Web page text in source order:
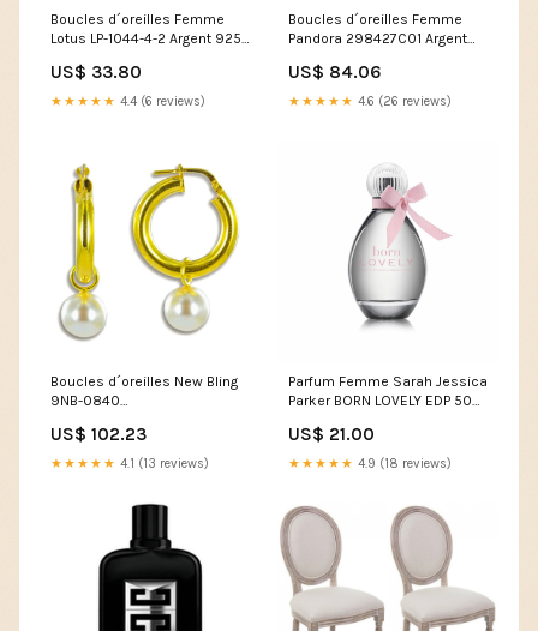
Boucles d´oreilles Femme
Lotus LP-1044-4-2 Argent 925
US$ 33.80
★★★★★ 4.4 (6 reviews)
Boucles d´oreilles Femme
Pandora 298427C01 Argent
US$ 84.06
★★★★★ 4.6 (26 reviews)
Boucles d´oreilles New Bling
9NB-0840
US$ 102.23
★★★★★ 4.1 (13 reviews)
Parfum Femme Sarah Jessica
Parker BORN LOVELY EDP 50
US$ 21.00
★★★★★ 4.9 (18 reviews)